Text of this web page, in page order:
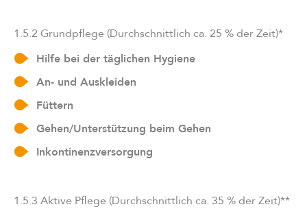
1.5.2 Grundpflege (Durchschnittlich ca. 25 % der Zeit)*
Hilfe bei der täglichen Hygiene
An- und Auskleiden
Füttern
Gehen/Unterstützung beim Gehen
Inkontinenzversorgung
1.5.3 Aktive Pflege (Durchschnittlich ca. 35 % der Zeit)**